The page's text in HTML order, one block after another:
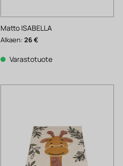
Matto ISABELLA
Alkaen:26€
Varastotuote